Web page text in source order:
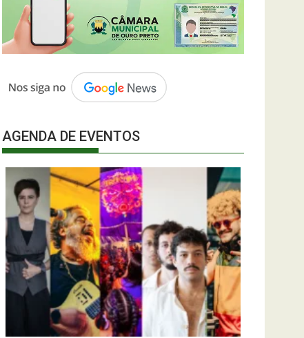
AGENDA DE EVENTOS